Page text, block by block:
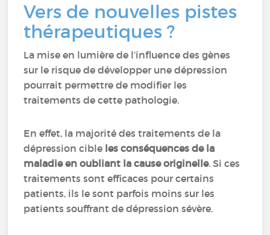
Vers de nouvelles pistes
thérapeutiques ?
La mise en lumière de l’influence des gènes
sur le risque de développer une dépression
pourrait permettre de modifier les
traitements de cette pathologie.
En effet, la majorité des traitements de la
dépression cible les conséquences de la
maladie en oubliant la cause originelle. Si ces
traitements sont efficaces pour certains
patients, ils le sont parfois moins sur les
patients souffrant de dépression sévère.